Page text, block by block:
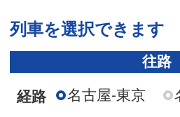
列車を選択できます
往路
経路 名古屋-東京